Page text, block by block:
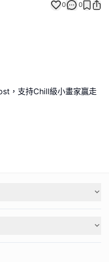
0 0
，支持Chill級小畫家贏走